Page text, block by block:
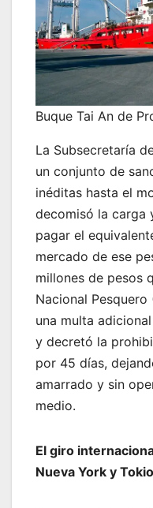
Buque Tai An de
La Subsecretaría
un conjunto de
inéditas hasta el
decomisó la carga
pagar el
mercado de ese
millones de pesos
Nacional Pesquero
una multa
y decretó la
por 45 días,
amarrado y sin
medio.
El giro
Nueva York y Tokio